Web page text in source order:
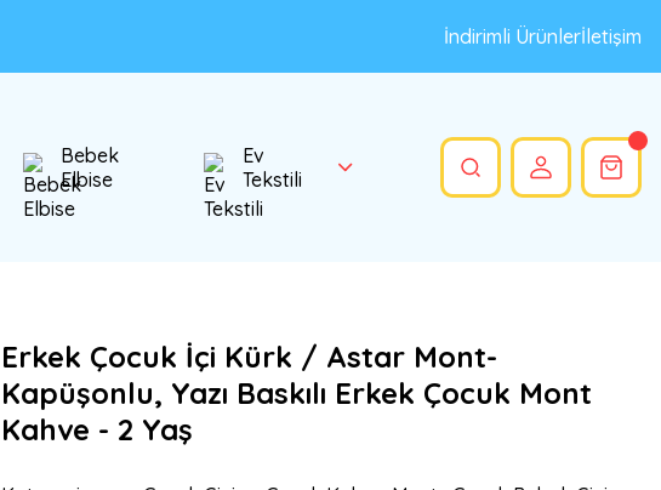
İndirimli Ürünlerİletişim
Bebek
Elbise
Ev
Tekstili
Erkek Çocuk İçi Kürk / Astar Mont-
Kapüşonlu, Yazı Baskılı Erkek Çocuk Mont
Kahve - 2 Yaş